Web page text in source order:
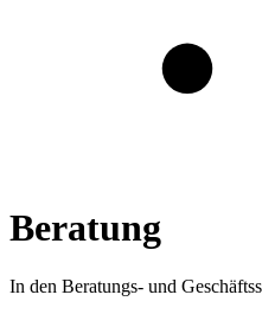
Beratung
In den Beratungs- und